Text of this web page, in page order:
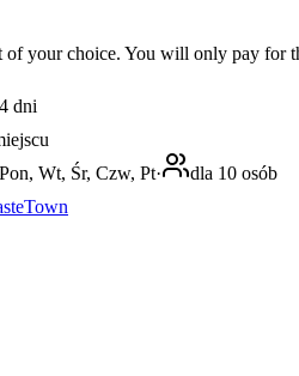
of your choice. You will only pay for
dni
Pon, Wt, Śr, Czw, Pt·
dla 10 osób